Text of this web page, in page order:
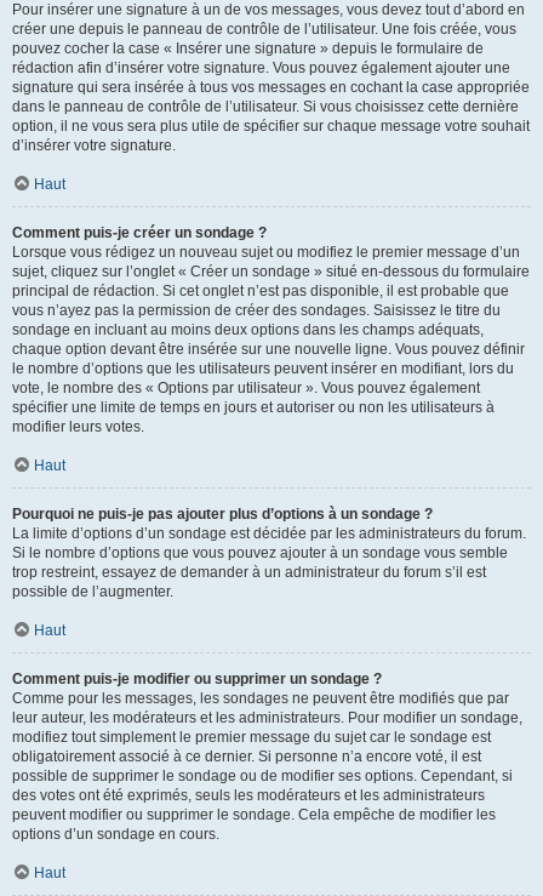
Pour insérer une signature à un de vos messages, vous devez tout d’abord en
créer une depuis le panneau de contrôle de l’utilisateur. Une fois créée, vous
pouvez cocher la case « Insérer une signature » depuis le formulaire de
rédaction afin d’insérer votre signature. Vous pouvez également ajouter une
signature qui sera insérée à tous vos messages en cochant la case appropriée
dans le panneau de contrôle de l’utilisateur. Si vous choisissez cette dernière
option, il ne vous sera plus utile de spécifier sur chaque message votre souhait
d’insérer votre signature.
Haut
Comment puis-je créer un sondage ?
Lorsque vous rédigez un nouveau sujet ou modifiez le premier message d’un
sujet, cliquez sur l’onglet « Créer un sondage » situé en-dessous du formulaire
principal de rédaction. Si cet onglet n’est pas disponible, il est probable que
vous n’ayez pas la permission de créer des sondages. Saisissez le titre du
sondage en incluant au moins deux options dans les champs adéquats,
chaque option devant être insérée sur une nouvelle ligne. Vous pouvez définir
le nombre d’options que les utilisateurs peuvent insérer en modifiant, lors du
vote, le nombre des « Options par utilisateur ». Vous pouvez également
spécifier une limite de temps en jours et autoriser ou non les utilisateurs à
modifier leurs votes.
Haut
Pourquoi ne puis-je pas ajouter plus d’options à un sondage ?
La limite d’options d’un sondage est décidée par les administrateurs du forum.
Si le nombre d’options que vous pouvez ajouter à un sondage vous semble
trop restreint, essayez de demander à un administrateur du forum s’il est
possible de l’augmenter.
Haut
Comment puis-je modifier ou supprimer un sondage ?
Comme pour les messages, les sondages ne peuvent être modifiés que par
leur auteur, les modérateurs et les administrateurs. Pour modifier un sondage,
modifiez tout simplement le premier message du sujet car le sondage est
obligatoirement associé à ce dernier. Si personne n’a encore voté, il est
possible de supprimer le sondage ou de modifier ses options. Cependant, si
des votes ont été exprimés, seuls les modérateurs et les administrateurs
peuvent modifier ou supprimer le sondage. Cela empêche de modifier les
options d’un sondage en cours.
Haut